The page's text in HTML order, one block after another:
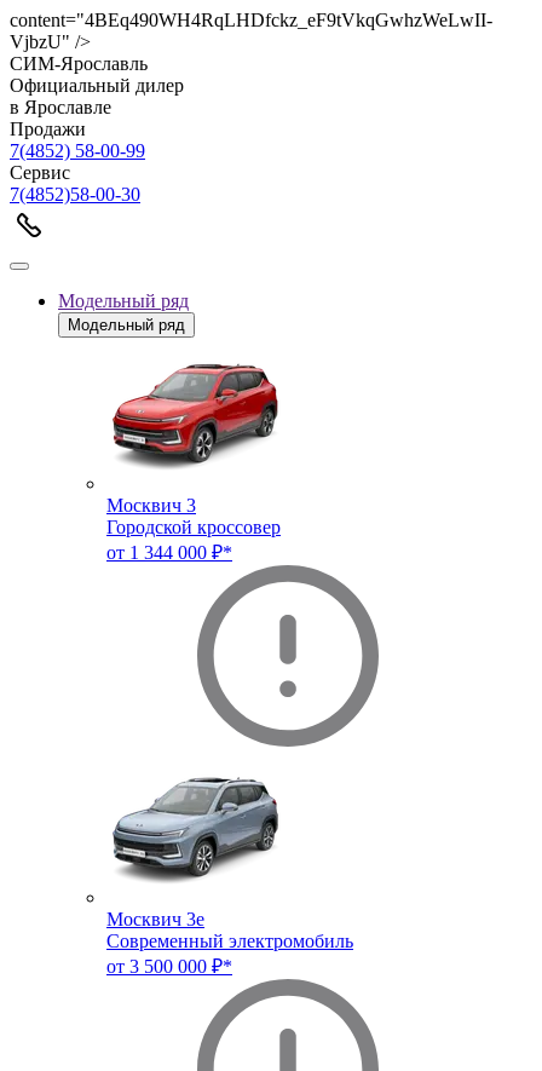
content="4BEq490WH4RqLHDfckz_eF9tVkqGwhzWeLwII-
VjbzU" />
СИМ-Ярославль
Официальный дилер
в Ярославле
Продажи
7(4852) 58-00-99
Сервис
7(4852)58-00-30
Модельный ряд
Модельный ряд
Москвич 3
Городской кроссовер
от 1 344 000 ₽*
Москвич 3e
Современный электромобиль
от 3 500 000 ₽*